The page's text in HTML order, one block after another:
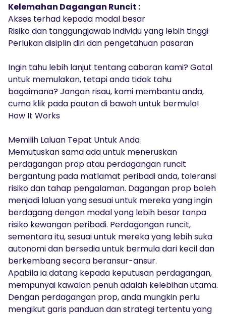
Kelemahan Dagangan Runcit :
Akses terhad kepada modal besar
Risiko dan tanggungjawab individu yang lebih tinggi
Perlukan disiplin diri dan pengetahuan pasaran
Ingin tahu lebih lanjut tentang cabaran kami? Gatal
untuk memulakan, tetapi anda tidak tahu
bagaimana? Jangan risau, kami membantu anda,
cuma klik pada pautan di bawah untuk bermula!
How It Works
Memilih Laluan Tepat Untuk Anda
Memutuskan sama ada untuk meneruskan
perdagangan prop atau perdagangan runcit
bergantung pada matlamat peribadi anda, toleransi
risiko dan tahap pengalaman. Dagangan prop boleh
menjadi laluan yang sesuai untuk mereka yang ingin
berdagang dengan modal yang lebih besar tanpa
risiko kewangan peribadi. Perdagangan runcit,
sementara itu, sesuai untuk mereka yang lebih suka
autonomi dan bersedia untuk bermula dari kecil dan
berkembang secara beransur-ansur.
Apabila ia datang kepada keputusan perdagangan,
mempunyai kawalan penuh adalah kelebihan utama.
Dengan perdagangan prop, anda mungkin perlu
mengikut garis panduan dan strategi tertentu yang